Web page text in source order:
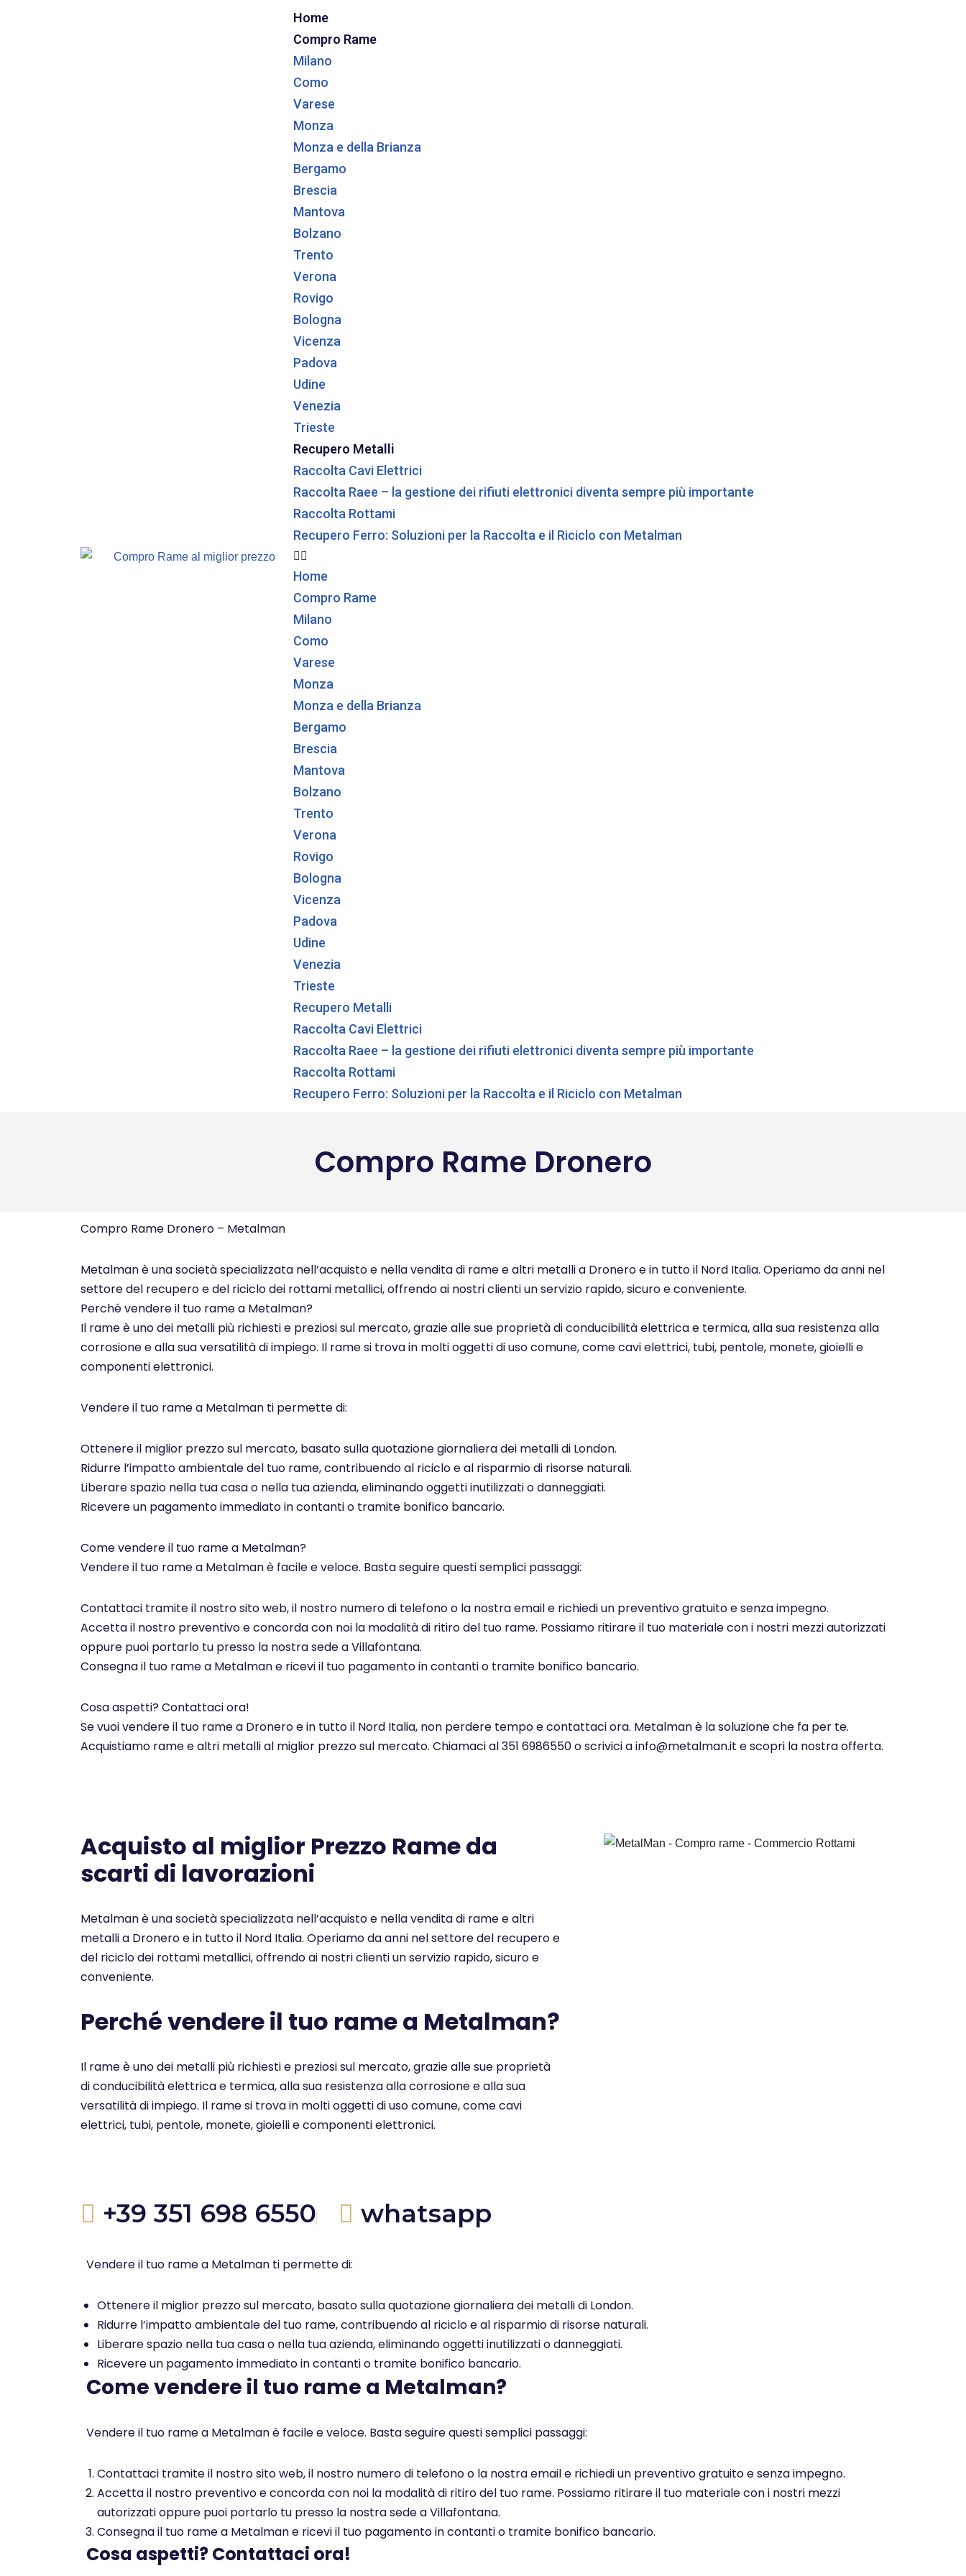
Home
Compro Rame
Milano
Como
Varese
Monza
Monza e della Brianza
Bergamo
Brescia
Mantova
Bolzano
Trento
Verona
Rovigo
Bologna
Vicenza
Padova
Udine
Venezia
Trieste
Recupero Metalli
Raccolta Cavi Elettrici
Raccolta Raee – la gestione dei rifiuti elettronici diventa sempre più importante
Raccolta Rottami
Recupero Ferro: Soluzioni per la Raccolta e il Riciclo con Metalman
Home
Compro Rame
Milano
Como
Varese
Monza
Monza e della Brianza
Bergamo
Brescia
Mantova
Bolzano
Trento
Verona
Rovigo
Bologna
Vicenza
Padova
Udine
Venezia
Trieste
Recupero Metalli
Raccolta Cavi Elettrici
Raccolta Raee – la gestione dei rifiuti elettronici diventa sempre più importante
Raccolta Rottami
Recupero Ferro: Soluzioni per la Raccolta e il Riciclo con Metalman
Compro Rame Dronero
Compro Rame Dronero – Metalman
Metalman è una società specializzata nell’acquisto e nella vendita di rame e altri metalli a Dronero e in tutto il Nord Italia. Operiamo da anni nel
settore del recupero e del riciclo dei rottami metallici, offrendo ai nostri clienti un servizio rapido, sicuro e conveniente.
Perché vendere il tuo rame a Metalman?
Il rame è uno dei metalli più richiesti e preziosi sul mercato, grazie alle sue proprietà di conducibilità elettrica e termica, alla sua resistenza alla
corrosione e alla sua versatilità di impiego. Il rame si trova in molti oggetti di uso comune, come cavi elettrici, tubi, pentole, monete, gioielli e
componenti elettronici.
Vendere il tuo rame a Metalman ti permette di:
Ottenere il miglior prezzo sul mercato, basato sulla quotazione giornaliera dei metalli di London.
Ridurre l’impatto ambientale del tuo rame, contribuendo al riciclo e al risparmio di risorse naturali.
Liberare spazio nella tua casa o nella tua azienda, eliminando oggetti inutilizzati o danneggiati.
Ricevere un pagamento immediato in contanti o tramite bonifico bancario.
Come vendere il tuo rame a Metalman?
Vendere il tuo rame a Metalman è facile e veloce. Basta seguire questi semplici passaggi:
Contattaci tramite il nostro sito web, il nostro numero di telefono o la nostra email e richiedi un preventivo gratuito e senza impegno.
Accetta il nostro preventivo e concorda con noi la modalità di ritiro del tuo rame. Possiamo ritirare il tuo materiale con i nostri mezzi autorizzati
oppure puoi portarlo tu presso la nostra sede a Villafontana.
Consegna il tuo rame a Metalman e ricevi il tuo pagamento in contanti o tramite bonifico bancario.
Cosa aspetti? Contattaci ora!
Se vuoi vendere il tuo rame a Dronero e in tutto il Nord Italia, non perdere tempo e contattaci ora. Metalman è la soluzione che fa per te.
Acquistiamo rame e altri metalli al miglior prezzo sul mercato. Chiamaci al 351 6986550 o scrivici a info@metalman.it e scopri la nostra offerta.
Acquisto al miglior Prezzo Rame da
scarti di lavorazioni
Metalman è una società specializzata nell’acquisto e nella vendita di rame e altri
metalli a Dronero e in tutto il Nord Italia. Operiamo da anni nel settore del recupero e
del riciclo dei rottami metallici, offrendo ai nostri clienti un servizio rapido, sicuro e
conveniente.
Perché vendere il tuo rame a Metalman?
Il rame è uno dei metalli più richiesti e preziosi sul mercato, grazie alle sue proprietà
di conducibilità elettrica e termica, alla sua resistenza alla corrosione e alla sua
versatilità di impiego. Il rame si trova in molti oggetti di uso comune, come cavi
elettrici, tubi, pentole, monete, gioielli e componenti elettronici.
+39 351 698 6550 whatsapp
Vendere il tuo rame a Metalman ti permette di:
Ottenere il miglior prezzo sul mercato, basato sulla quotazione giornaliera dei metalli di London.
Ridurre l’impatto ambientale del tuo rame, contribuendo al riciclo e al risparmio di risorse naturali.
Liberare spazio nella tua casa o nella tua azienda, eliminando oggetti inutilizzati o danneggiati.
Ricevere un pagamento immediato in contanti o tramite bonifico bancario.
Come vendere il tuo rame a Metalman?
Vendere il tuo rame a Metalman è facile e veloce. Basta seguire questi semplici passaggi:
Contattaci tramite il nostro sito web, il nostro numero di telefono o la nostra email e richiedi un preventivo gratuito e senza impegno.
Accetta il nostro preventivo e concorda con noi la modalità di ritiro del tuo rame. Possiamo ritirare il tuo materiale con i nostri mezzi
autorizzati oppure puoi portarlo tu presso la nostra sede a Villafontana.
Consegna il tuo rame a Metalman e ricevi il tuo pagamento in contanti o tramite bonifico bancario.
Cosa aspetti? Contattaci ora!